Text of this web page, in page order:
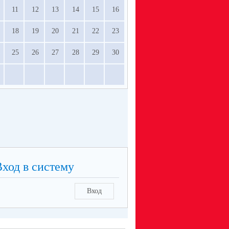
11 12 13 14 15 16
18 19 20 21 22 23
25 26 27 28 29 30
в систему
Вход